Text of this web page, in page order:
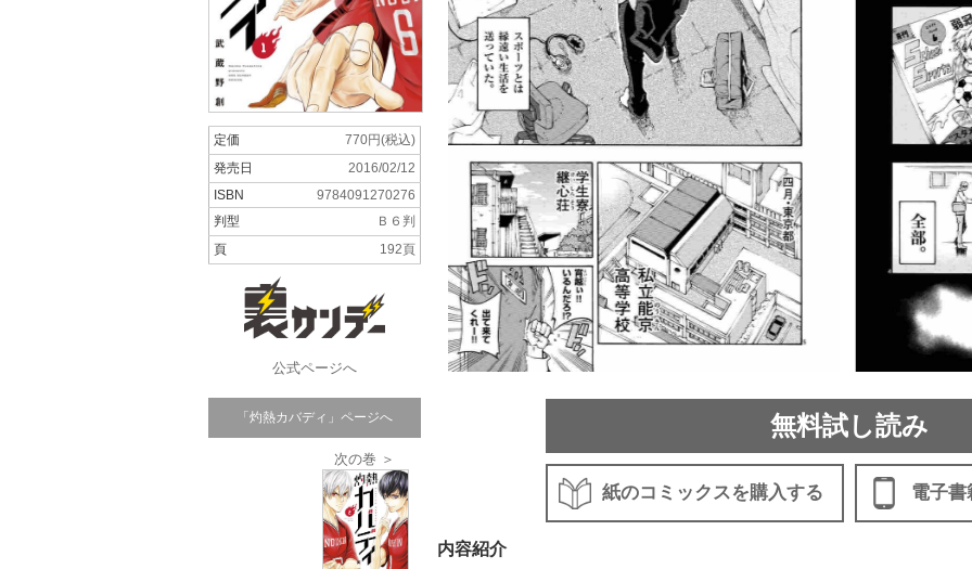
定価
770円(税込)
発売日
2016/02/12
ISBN
9784091270276
判型
Ｂ６判
頁
192頁
公式ページへ
「灼熱カバディ」ページへ
次の巻 ＞
無料試し読み
紙のコミックスを購入する 電子書
内容紹介